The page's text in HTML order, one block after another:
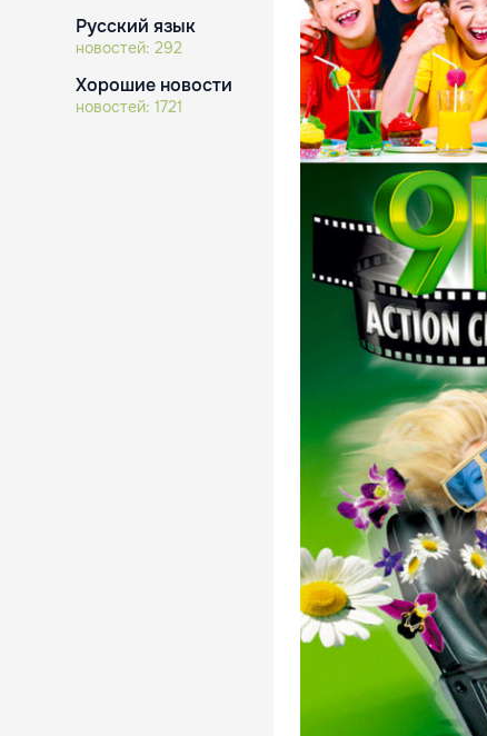
Русский язык
новостей: 292
Хорошие новости
новостей: 1721